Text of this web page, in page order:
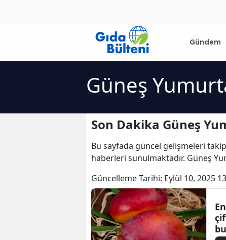
Gündem
Güneş
Son Dakika Güneş
Bu sayfada güncel gelişmeleri
haberleri sunulmaktadır. Güneş
Güncelleme Tarihi: Eylül 10, 2025